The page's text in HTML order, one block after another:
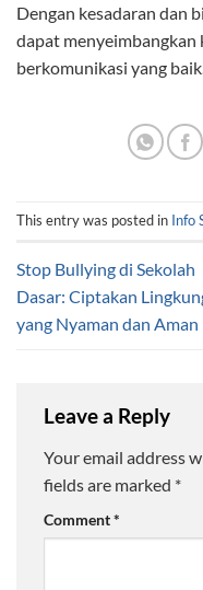
Dengan kesadaran dan
dapat menyeimbangkan
berkomunikasi yang baik.
This entry was posted in Info
Stop Bullying di Sekolah
Dasar: Ciptakan
yang Nyaman dan Aman
Leave a Reply
Your email address
fields are marked *
Comment*